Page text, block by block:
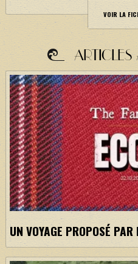
VOIR LA
ARTICLES
UN VOYAGE PROPOSÉ